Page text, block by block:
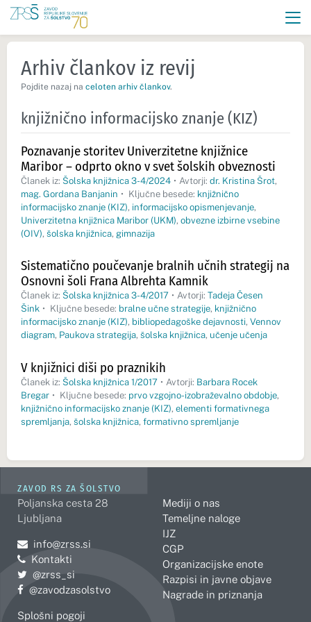
Arhiv člankov iz revij
Pojdite nazaj na celoten arhiv člankov.
knjižnično informacijsko znanje (KIZ)
Poznavanje storitev Univerzitetne knjižnice
Maribor – odprto okno v svet šolskih obveznosti
Članek iz: Šolska knjižnica 3-4/2024 • Avtorji: dr. Kristina Šrot,
mag. Gordana Banjanin • Ključne besede: knjižnično
informacijsko znanje (KIZ), informacijsko opismenjevanje,
Univerzitetna knjižnica Maribor (UKM), obvezne izbirne vsebine
(OIV), šolska knjižnica, gimnazija
Sistematično poučevanje bralnih učnih strategij na
Osnovni šoli Frana Albrehta Kamnik
Članek iz: Šolska knjižnica 3-4/2017 • Avtorji: Tadeja Česen
Šink • Ključne besede: bralne učne strategije, knjižnično
informacijsko znanje (KIZ), bibliopedagoške dejavnosti, Vennov
diagram, Paukova strategija, šolska knjižnica, učenje učenja
V knjižnici diši po praznikih
Članek iz: Šolska knjižnica 1/2017 • Avtorji: Barbara Rocek
Bregar • Ključne besede: prvo vzgojno-izobraževalno obdobje,
knjižnično informacijsko znanje (KIZ), elementi formativnega
spremljanja, šolska knjižnica, formativno spremljanje
ZAVOD RS ZA ŠOLSTVO
Poljanska cesta 28
Ljubljana
Pošljite e-mail na
info@zrss.si
Kontakti
Pojdite na Twitter:
@zrss_si
Pojdite na Facebook:
@zavodzasolstvo
Splošni pogoji
Mediji o nas
Temeljne naloge
IJZ
CGP
Organizacijske enote
Razpisi in javne objave
Nagrade in priznanja